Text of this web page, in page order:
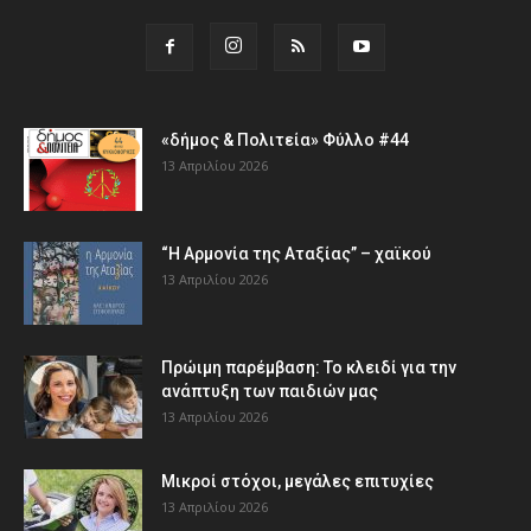
«δήμος & Πολιτεία» Φύλλο #44
13 Απριλίου 2026
“Η Αρμονία της Αταξίας” – χαϊκού
13 Απριλίου 2026
Πρώιμη παρέμβαση: Το κλειδί για την
ανάπτυξη των παιδιών µας
13 Απριλίου 2026
Μικροί στόχοι, μεγάλες επιτυχίες
13 Απριλίου 2026